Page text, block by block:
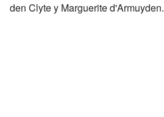
den Clyte y Marguerite d'Armuyden.